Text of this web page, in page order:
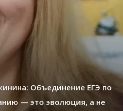
Объединение ЕГЭ по
— это эволюция, а не